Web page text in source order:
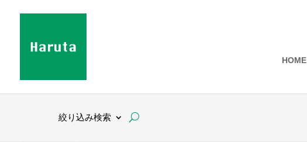
HOME
絞り込み検索